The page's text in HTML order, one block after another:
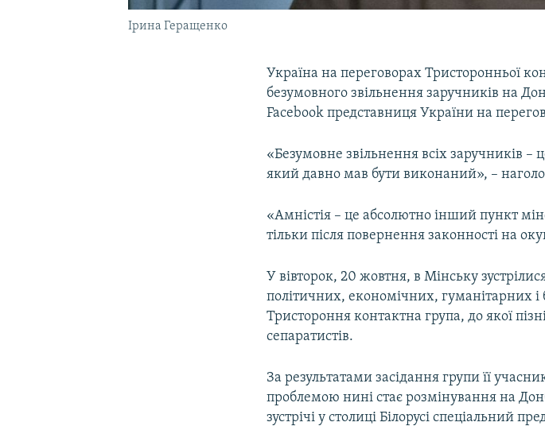
Ірина Геращенко
Україна на переговорах Тристоронньої
безумовного звільнення заручників на
Facebook представниця України на
«Безумовне звільнення всіх заручників –
який давно мав бути виконаний», –
«Амністія – це абсолютно інший пункт
тільки після повернення законності на
У вівторок, 20 жовтня, в Мінську
політичних, економічних, гуманітарних і
Тристороння контактна група, до якої
сепаратистів.
За результатами засідання групи її
проблемою нині стає розмінування на
зустрічі у столиці Білорусі спеціальний